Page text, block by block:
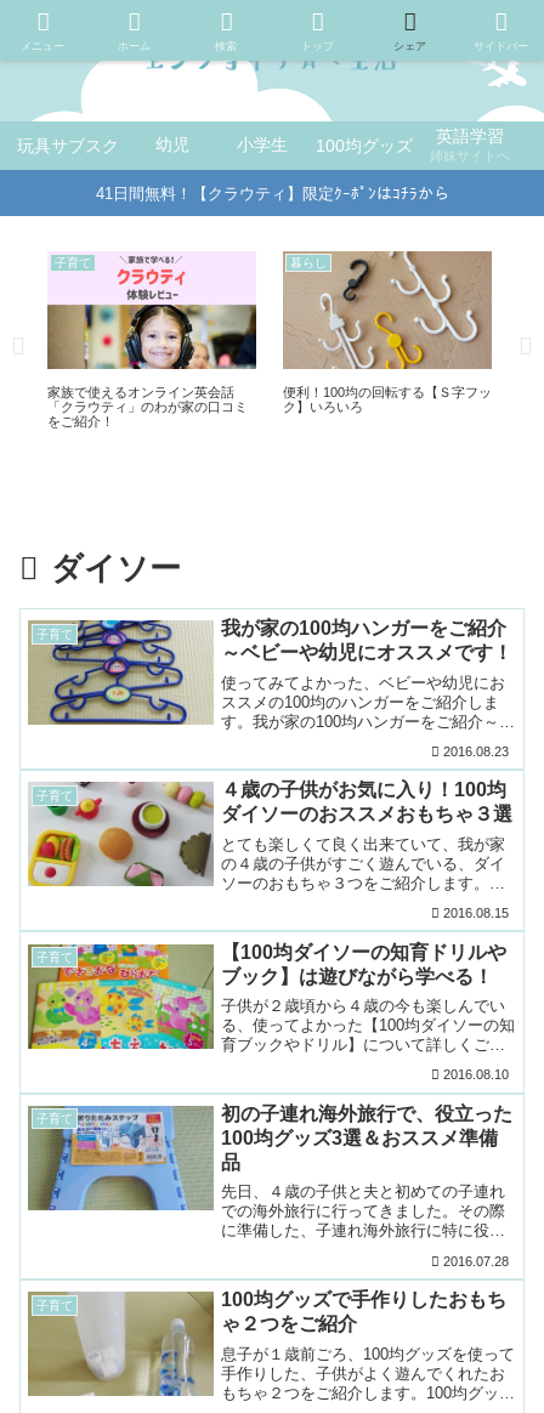
玩具サブスク 幼児 小学生 100均グッズ 英語学習
姉妹サイトへ
41日間無料！【クラウティ】限定ｸｰﾎﾟﾝはｺﾁﾗから
子育て
家族で使えるオンライン英会話
「クラウティ」のわが家の口コミ
をご紹介！
暮らし
便利！100均の回転する【Ｓ字フッ
ク】いろいろ
ダイソー
子育て
我が家の100均ハンガーをご紹介
～ベビーや幼児にオススメです！
使ってみてよかった、ベビーや幼児にお
ススメの100均のハンガーをご紹介しま
す。我が家の100均ハンガーをご紹介～ベ
いる商品情報は記事執筆時のものとな
り、今後変更や廃...
2016.08.23
子育て
４歳の子供がお気に入り！100均
ダイソーのおススメおもちゃ３選
とても楽しくて良く出来ていて、我が家
の４歳の子供がすごく遊んでいる、ダイ
ソーのおもちゃ３つをご紹介します。４
ゃ３選ご紹介している情報は記事執筆時
のものとなり、今後変...
2016.08.15
子育て
【100均ダイソーの知育ドリルや
ブック】は遊びながら学べる！
子供が２歳頃から４歳の今も楽しんでい
る、使ってよかった【100均ダイソーの知
育ブックやドリル】について詳しくご紹
事執筆時のものとなり、現在は変更され
ている可能性もあ...
2016.08.10
子育て
初の子連れ海外旅行で、役立った
100均グッズ3選＆おススメ準備
品
先日、４歳の子供と夫と初めての子連れ
での海外旅行に行ってきました。その際
に準備した、子連れ海外旅行に特に役立
の100均グッズをご紹介したいと思いま
す。子連れ海外...
2016.07.28
子育て
100均グッズで手作りしたおもち
ゃ２つをご紹介
息子が１歳前ごろ、100均グッズを使って
手作りした、子供がよく遊んでくれたお
もちゃ２つをご紹介します。100均グッズ
メニュー ホーム 検索 トップ シェア サイドバー